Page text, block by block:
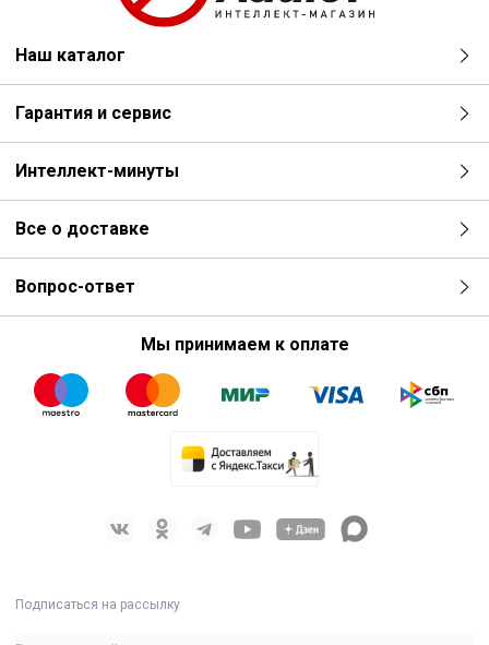
Наш каталог
Гарантия и сервис
Интеллект-минуты
Все о доставке
Вопрос-ответ
Мы принимаем к оплате
Подписаться на рассылку